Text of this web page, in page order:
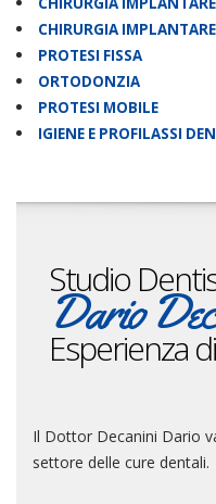
CHIRURGIA
PROTESI FISSA
ORTODONZIA
PROTESI MOBILE
IGIENE E PROFILASSI
Studio
Dario
Esperienza
Il Dottor Decanini Dario
settore delle cure dentali.